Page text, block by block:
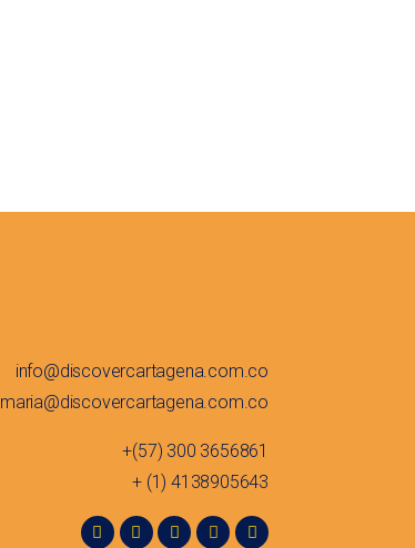
info@discovercartagena.com.co
maria@discovercartagena.com.co
+(57) 300 3656861
+ (1) 4138905643